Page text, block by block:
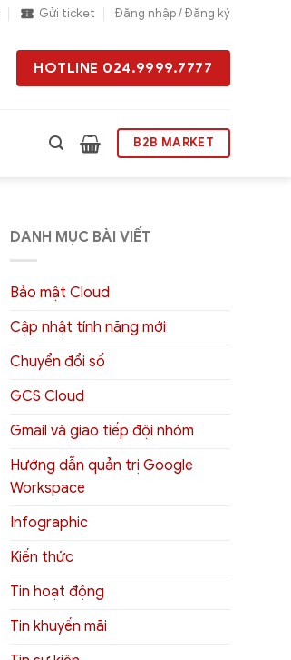
Gửi ticket Đăng nhập / Đăng ký
HOTLINE 024.9999.7777
B2B MARKET
DANH MỤC BÀI VIẾT
Bảo mật Cloud
Cập nhật tính năng mới
Chuyển đổi số
GCS Cloud
Gmail và giao tiếp đội nhóm
Hướng dẫn quản trị Google
Workspace
Infographic
Kiến thức
Tin hoạt động
Tin khuyến mãi